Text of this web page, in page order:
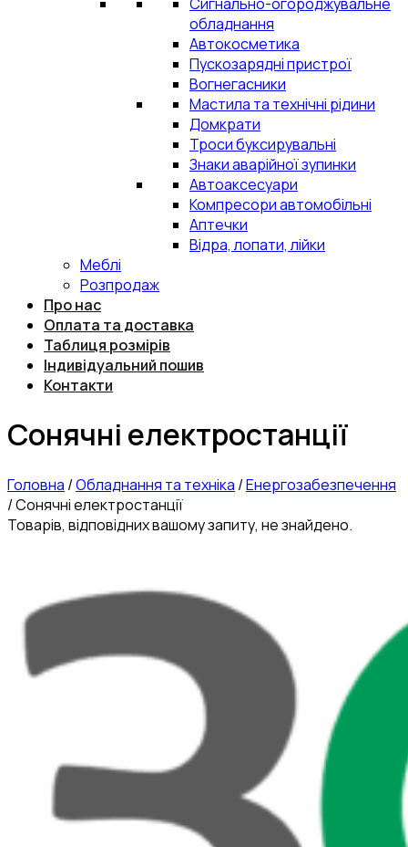
обладнання
Автокосметика
Пускозарядні пристрої
Вогнегасники
Мастила та технічні рідини
Домкрати
Троси буксирувальні
Знаки аварійної зупинки
Автоаксесуари
Компресори автомобільні
Аптечки
Відра, лопати, лійки
Меблі
Розпродаж
Про нас
Оплата та доставка
Таблиця розмірів
Індивідуальний пошив
Контакти
Сонячні електростанції
Головна /Обладнання та техніка /Енергозабезпечення
/Сонячні електростанції
Товарів, відповідних вашому запиту, не знайдено.